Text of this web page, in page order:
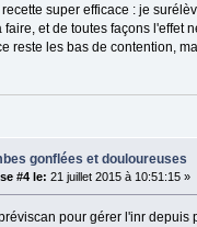
super efficace : je
faire, et de toutes façons l'effet
reste les bas de contention,
gonflées et douloureuses
#4 le: 21 juillet 2015 à 10:51:15 »
pour gérer l'inr